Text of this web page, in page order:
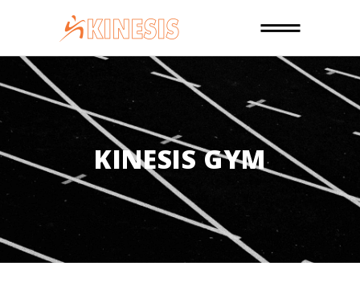
KINESIS GYM